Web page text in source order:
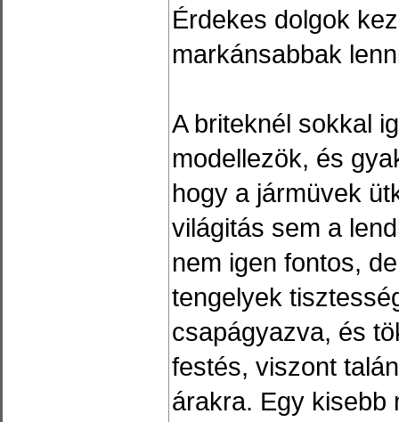
Érdekes dolgok
markánsabbak
A briteknél sokkal
modellezök, és
hogy a jármüvek
világitás sem a
nem igen fontos,
tengelyek
csapágyazva, és
festés, viszont
árakra. Egy kisebb